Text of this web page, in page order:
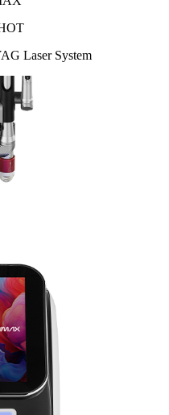
Laser System